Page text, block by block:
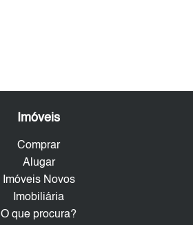
Imóveis
Comprar
Alugar
Imóveis Novos
Imobiliária
O que procura?